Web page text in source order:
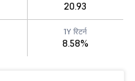
20.93
1Y रिटर्न
8.58%